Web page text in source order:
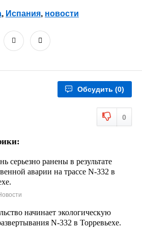
, Испания, новости
Обсудить (0)
0
серьезно ранены в результате
аварии на трассе N-332 в
начинает экологическую
N-332 в Торревьехе.